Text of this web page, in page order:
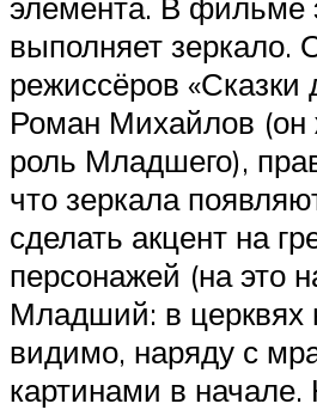
выполняет зеркало.
режиссёров «Сказки
Роман Михайлов (он
роль Младшего),
что зеркала
сделать акцент на
персонажей (на это
Младший: в церквях
видимо, наряду с
картинами в начале.